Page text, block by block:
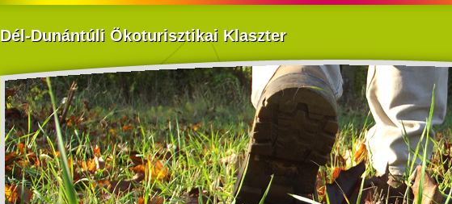
Dél-Dunántúli Ökoturisztikai Klaszter